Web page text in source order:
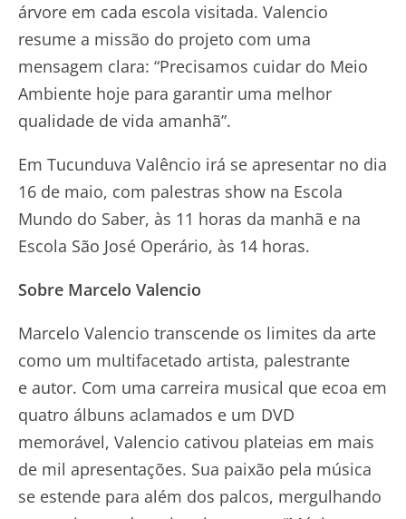
árvore em cada escola visitada. Valencio
resume a missão do projeto com uma
mensagem clara: “Precisamos cuidar do Meio
Ambiente hoje para garantir uma melhor
qualidade de vida amanhã”.
Em Tucunduva Valêncio irá se apresentar no dia
16 de maio, com palestras show na Escola
Mundo do Saber, às 11 horas da manhã e na
Escola São José Operário, às 14 horas.
Sobre Marcelo Valencio
Marcelo Valencio transcende os limites da arte
como um multifacetado artista, palestrante
e autor. Com uma carreira musical que ecoa em
quatro álbuns aclamados e um DVD
memorável, Valencio cativou plateias em mais
de mil apresentações. Sua paixão pela música
se estende para além dos palcos, mergulhando